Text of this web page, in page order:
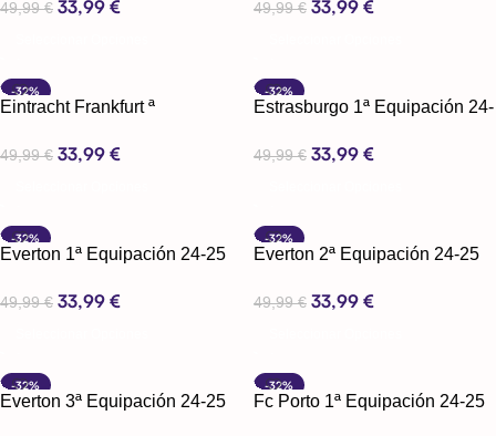
49,99€ 33,99 € 49,99€ 33,99 €
-32%
Eintracht Frankfurt ª
49,99€ 33,99 €
-32%
Estrasburgo 1ª Equipación 24-
49,99€ 33,99 €
-32%
Everton 1ª Equipación 24-25
49,99€ 33,99 €
-32%
Everton 2ª Equipación 24-25
49,99€ 33,99 €
-32%
Everton 3ª Equipación 24-25
-32%
Fc Porto 1ª Equipación 24-25